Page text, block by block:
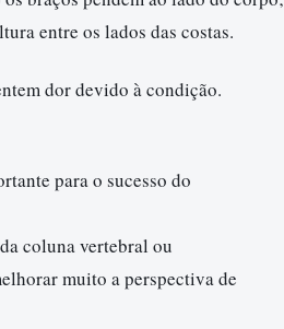
entre os lados das costas.
dor devido à condição.
para o sucesso do
coluna vertebral ou
muito a perspectiva de